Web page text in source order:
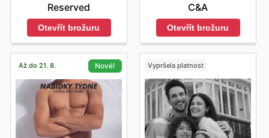
Reserved
Otevřít brožuru
C&A
Otevřít brožuru
Až do 21. 8. Nové! Vypršela platnost